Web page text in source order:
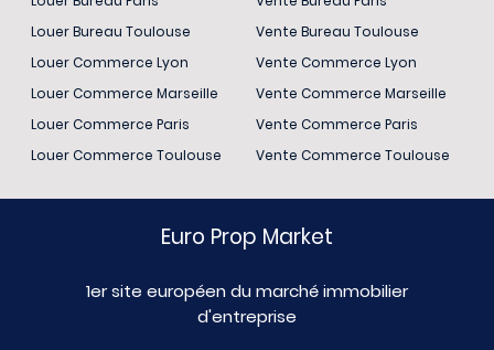
Louer Bureau Toulouse
Louer Commerce Lyon
Louer Commerce Marseille
Louer Commerce Paris
Louer Commerce Toulouse
Vente Bureau Toulouse
Vente Commerce Lyon
Vente Commerce Marseille
Vente Commerce Paris
Vente Commerce Toulouse
Euro Prop Market
1er site européen du marché immobilier
d'entreprise